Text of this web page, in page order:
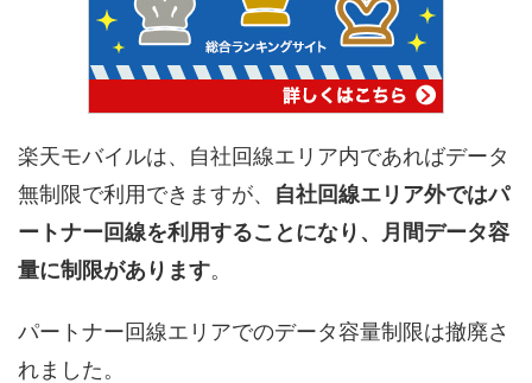
楽天モバイルは、自社回線エリア内であればデータ
無制限で利用できますが、 自社回線エリア外ではパ
ートナー回線を利用することになり、月間データ容
量に制限があります。
パートナー回線エリアでのデータ容量制限は撤廃さ
れました。